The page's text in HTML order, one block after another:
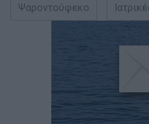
Ψαροντούφεκο